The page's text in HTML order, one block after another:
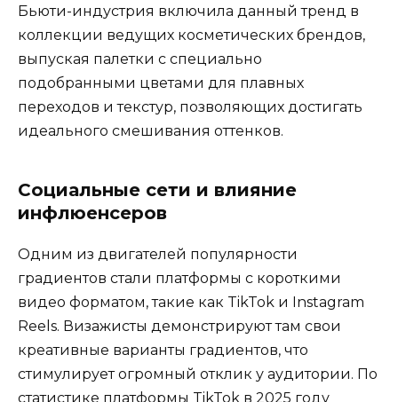
Бьюти-индустрия включила данный тренд в
коллекции ведущих косметических брендов,
выпуская палетки с специально
подобранными цветами для плавных
переходов и текстур, позволяющих достигать
идеального смешивания оттенков.
Социальные сети и влияние
инфлюенсеров
Одним из двигателей популярности
градиентов стали платформы с короткими
видео форматом, такие как TikTok и Instagram
Reels. Визажисты демонстрируют там свои
креативные варианты градиентов, что
стимулирует огромный отклик у аудитории. По
статистике платформы TikTok в 2025 году